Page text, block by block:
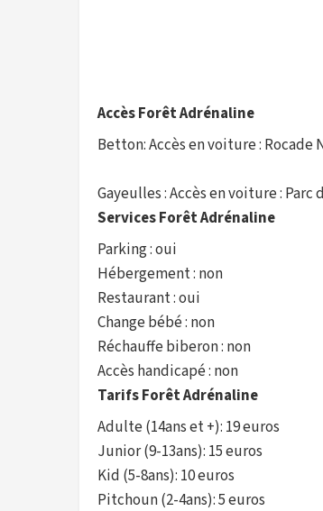
Accès Forêt Adrénaline
Betton: Accès en voiture : Rocade
Gayeulles : Accès en voiture :
Services Forêt Adrénaline
Parking : oui
Hébergement : non
Restaurant : oui
Change bébé : non
Réchauffe biberon : non
Accès handicapé : non
Tarifs Forêt Adrénaline
Adulte (14ans et +): 19 euros
Junior (9-13ans): 15 euros
Kid (5-8ans): 10 euros
Pitchoun (2-4ans): 5 euros